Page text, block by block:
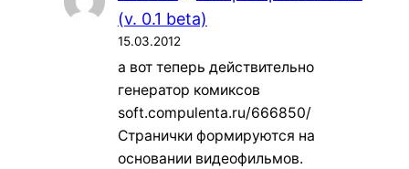
(v. 0.1 beta)
15.03.2012
а вот теперь действительно
генератор комиксов
soft.compulenta.ru/666850/
Странички формируются на
основании видеофильмов.